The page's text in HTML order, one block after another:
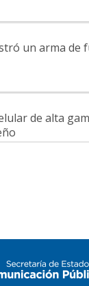
un arma de
de alta